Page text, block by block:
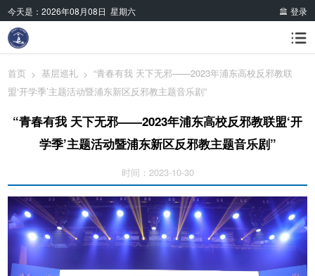
今天是：2026年08月08日 星期六 登录
首页 > 基层巡礼 > “青春有我 天下无邪——2023年浦东高校反邪教联
盟‘开学季’主题活动暨浦东新区反邪教主题音乐剧”
“青春有我 天下无邪——2023年浦东高校反邪教联盟‘开
学季’主题活动暨浦东新区反邪教主题音乐剧”
时间：2023-10-30